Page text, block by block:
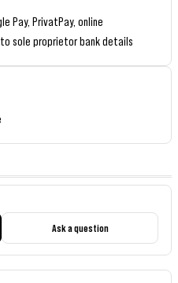
Pay, PrivatPay, online
sole proprietor bank details
Ask a question